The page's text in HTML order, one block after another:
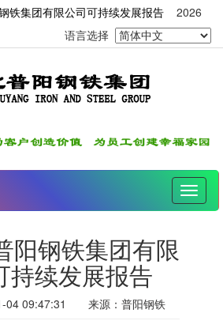
铁集团有限公司可持续发展报告 2026
语言选择
伸
缩
阳钢铁集团有限
持续发展报告
04 09:47:31 来源： 普阳钢铁